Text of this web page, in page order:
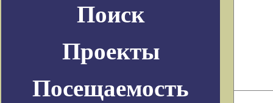
Поиск
Проекты
Посещаемость